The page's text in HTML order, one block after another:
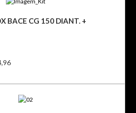
BACE CG 150 DIANT. +